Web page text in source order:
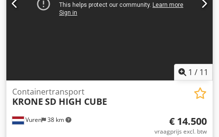
1 / 11
Vuren 38 km
Containertransport
KRONE SD HIGH CUBE
€ 14.500
vraagprijs excl. btw